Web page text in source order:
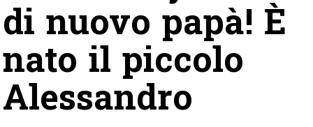
di nuovo papà! È
nato il piccolo
Alessandro